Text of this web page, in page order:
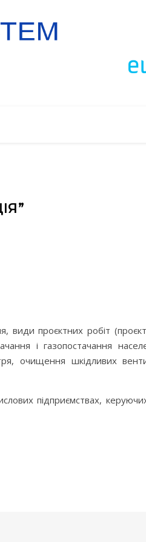
види проєктних робіт
і газопостачання
очищення шкідливих
підприємствах,